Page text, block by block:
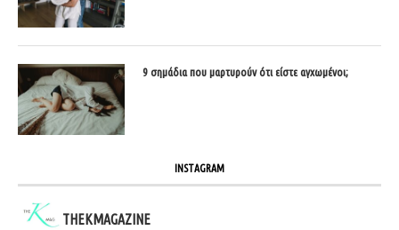
9 σημάδια που μαρτυρούν ότι είστε αγχωμένοι;
INSTAGRAM
THEKMAGAZINE